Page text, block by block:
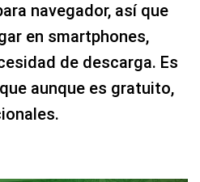
navegador, así que
en smartphones,
de descarga. Es
aunque es gratuito,